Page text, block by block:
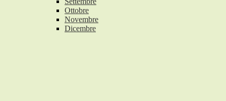
Ottobre
Novembre
Dicembre